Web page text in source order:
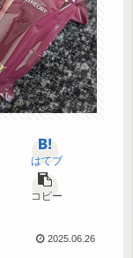
はてブ
コピー
2025.06.26